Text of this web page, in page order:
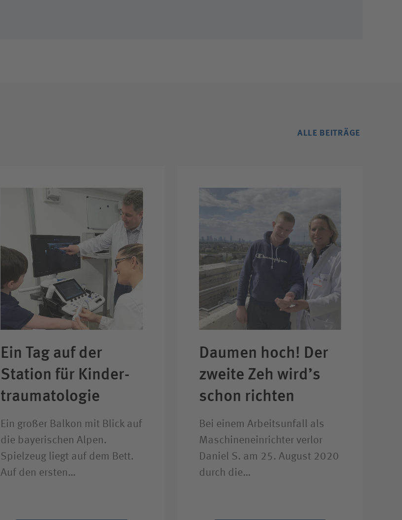
ALLE BEITRÄGE
Ein Tag auf der
Station für Kinder­
trauma­tologie
Ein großer Balkon mit Blick auf
die bayerischen Alpen.
Spielzeug liegt auf dem Bett.
Auf den ersten…
Daumen hoch! Der
zweite Zeh wird’s
schon richten
Bei einem Arbeitsunfall als
Maschineneinrichter verlor
Daniel S. am 25. August 2020
durch die…